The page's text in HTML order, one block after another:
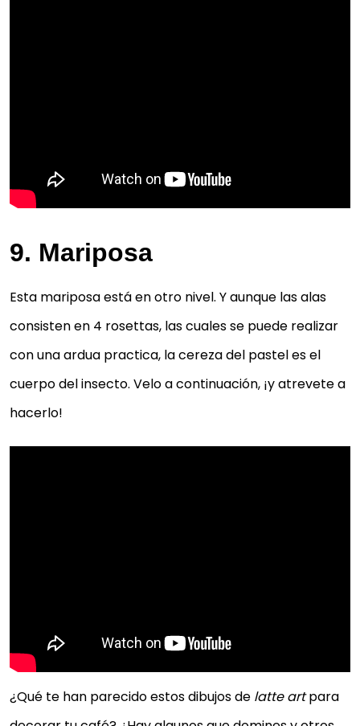
9. Mariposa
Esta mariposa está en otro nivel. Y aunque las alas
consisten en 4 rosettas, las cuales se puede realizar
con una ardua practica, la cereza del pastel es el
cuerpo del insecto. Velo a continuación, ¡y atrevete a
hacerlo!
¿Qué te han parecido estos dibujos de latte artpara